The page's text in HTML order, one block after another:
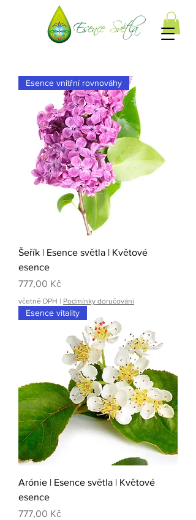
Esence vnitřní rovnováhy
Šeřík | Esence světla | Květové
esence
Cena
777,00 Kč
včetně DPH | Podmínky doručování
Esence vitality
Arónie | Esence světla | Květové
esence
Cena
777,00 Kč